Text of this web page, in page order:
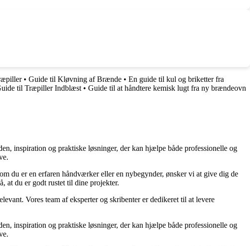
• Guide til Kløvning af Brænde • En guide til kul og briketter fra
til Træpiller Indblæst • Guide til at håndtere kemisk lugt fra ny brændeovn
inspiration og praktiske løsninger, der kan hjælpe både professionelle og
du er en erfaren håndværker eller en nybegynder, ønsker vi at give dig de
at du er godt rustet til dine projekter.
Vores team af eksperter og skribenter er dedikeret til at levere
inspiration og praktiske løsninger, der kan hjælpe både professionelle og